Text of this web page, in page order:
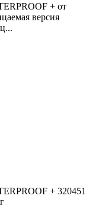
+ от
версия
+ 320451